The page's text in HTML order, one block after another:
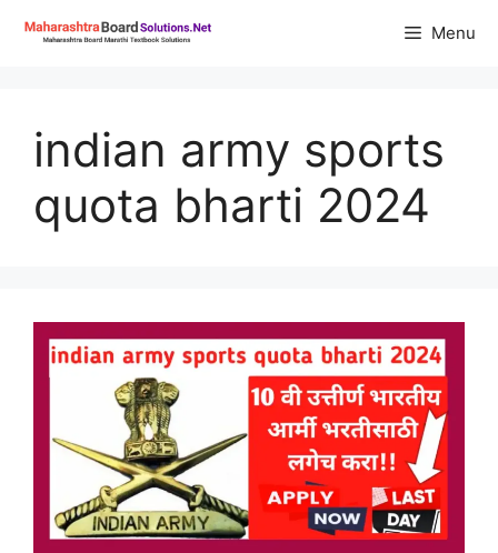
Menu
indian army sports
quota bharti 2024